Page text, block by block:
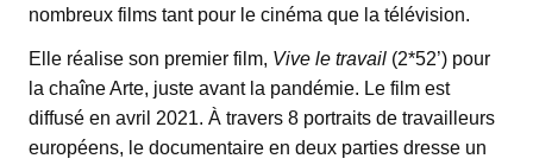
nombreux films tant pour le cinéma que la télévision.
Elle réalise son premier film, Vive le travail (2*52’) pour
la chaîne Arte, juste avant la pandémie. Le film est
diffusé en avril 2021. À travers 8 portraits de travailleurs
européens, le documentaire en deux parties dresse un